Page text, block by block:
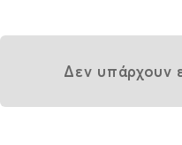
Δεν υπάρχουν